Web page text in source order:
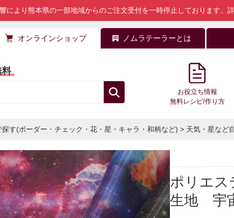
により熊本県の一部地域からのご注文受付を一時停止しております。
オンラインショップ ノムラテーラーとは
料
お役立ち情報
無料レシピ/作り方
探す(ボーダー・チェック・花・星・キャラ・和柄など) > 天気・星など
ポリエス
生地 宇